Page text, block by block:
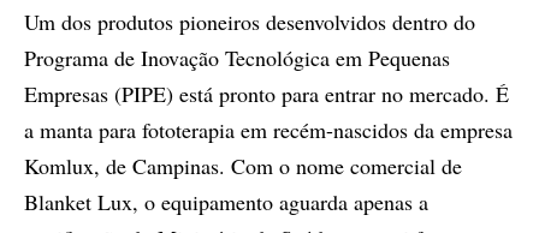
Um dos produtos pioneiros desenvolvidos dentro do
Programa de Inovação Tecnológica em Pequenas
Empresas (PIPE) está pronto para entrar no mercado. É
a manta para fototerapia em recém-nascidos da empresa
Komlux, de Campinas. Com o nome comercial de
Blanket Lux, o equipamento aguarda apenas a